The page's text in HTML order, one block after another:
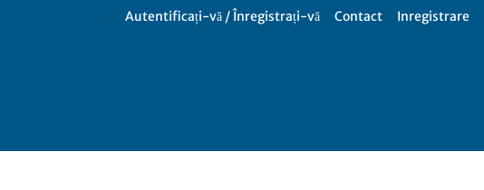
Autentificați-vă / Înregistrați-vă Contact Inregistrare